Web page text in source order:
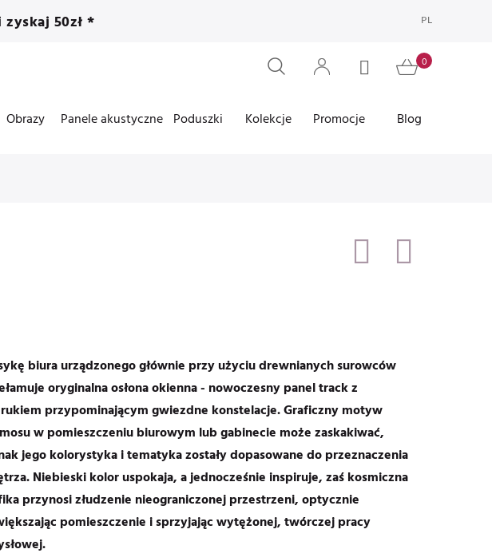
50zł * PL
Obrazy Panele akustyczne Poduszki Kolekcje Promocje Blog
biura urządzonego głównie przy użyciu drewnianych surowców
oryginalna osłona okienna - nowoczesny panel track z
przypominającym gwiezdne konstelacje. Graficzny motyw
w pomieszczeniu biurowym lub gabinecie może zaskakiwać,
jego kolorystyka i tematyka zostały dopasowane do przeznaczenia
Niebieski kolor uspokaja, a jednocześnie inspiruje, zaś kosmiczna
przynosi złudzenie nieograniczonej przestrzeni, optycznie
pomieszczenie i sprzyjając wytężonej, twórczej pracy